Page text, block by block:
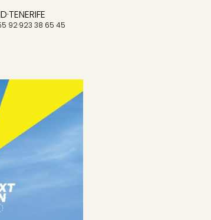
·TENERIFE
92·923 38 65 45